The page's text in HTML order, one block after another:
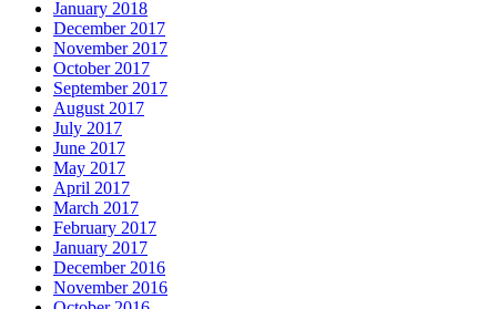
January 2018
December 2017
November 2017
October 2017
September 2017
August 2017
July 2017
June 2017
May 2017
April 2017
March 2017
February 2017
January 2017
December 2016
November 2016